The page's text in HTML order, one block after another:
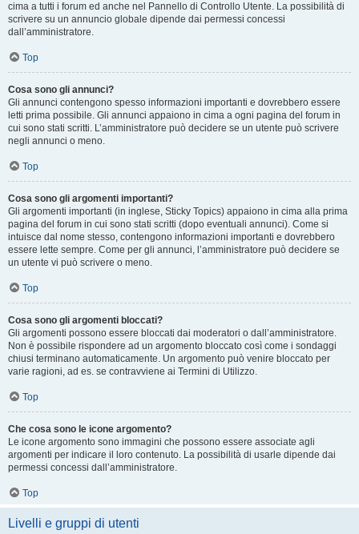
cima a tutti i forum ed anche nel Pannello di Controllo Utente. La possibilità di
scrivere su un annuncio globale dipende dai permessi concessi
dall’amministratore.
Top
Cosa sono gli annunci?
Gli annunci contengono spesso informazioni importanti e dovrebbero essere
letti prima possibile. Gli annunci appaiono in cima a ogni pagina del forum in
cui sono stati scritti. L’amministratore può decidere se un utente può scrivere
negli annunci o meno.
Top
Cosa sono gli argomenti importanti?
Gli argomenti importanti (in inglese, Sticky Topics) appaiono in cima alla prima
pagina del forum in cui sono stati scritti (dopo eventuali annunci). Come si
intuisce dal nome stesso, contengono informazioni importanti e dovrebbero
essere lette sempre. Come per gli annunci, l’amministratore può decidere se
un utente vi può scrivere o meno.
Top
Cosa sono gli argomenti bloccati?
Gli argomenti possono essere bloccati dai moderatori o dall’amministratore.
Non è possibile rispondere ad un argomento bloccato così come i sondaggi
chiusi terminano automaticamente. Un argomento può venire bloccato per
varie ragioni, ad es. se contravviene ai Termini di Utilizzo.
Top
Che cosa sono le icone argomento?
Le icone argomento sono immagini che possono essere associate agli
argomenti per indicare il loro contenuto. La possibilità di usarle dipende dai
permessi concessi dall’amministratore.
Top
Livelli e gruppi di utenti